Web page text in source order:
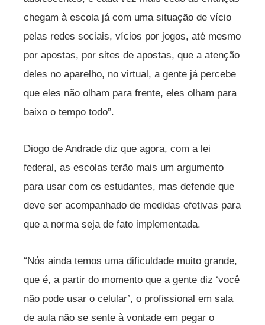
chegam à escola já com uma situação de vício
pelas redes sociais, vícios por jogos, até mesmo
por apostas, por sites de apostas, que a atenção
deles no aparelho, no virtual, a gente já percebe
que eles não olham para frente, eles olham para
baixo o tempo todo”.
Diogo de Andrade diz que agora, com a lei
federal, as escolas terão mais um argumento
para usar com os estudantes, mas defende que
deve ser acompanhado de medidas efetivas para
que a norma seja de fato implementada.
“Nós ainda temos uma dificuldade muito grande,
que é, a partir do momento que a gente diz ‘você
não pode usar o celular’, o profissional em sala
de aula não se sente à vontade em pegar o